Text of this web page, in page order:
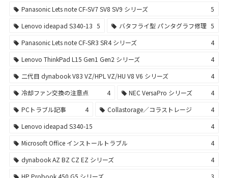
Panasonic Lets note CF-SV7 SV8 SV9 シリーズ
5
Lenovo ideapad S340-13 5 バタフライ型 パンタグラフ修理 5
Panasonic Lets note CF-SR3 SR4 シリーズ
4
Lenovo ThinkPad L15 Gen1 Gen2 シリーズ
4
二代目 dynabook V83 VZ/HPL VZ/HU V8 V6 シリーズ
4
冷却ファン交換の注意点
4 NEC VersaPro シリーズ
4
PCトラブル記事
4 Collastorage／コラストレージ
4
Lenovo ideapad S340-15
4
Microsoft Office インストールトラブル
4
dynabook AZ BZ CZ EZ シリーズ
4
HP Probook 450 G5 シリーズ
3